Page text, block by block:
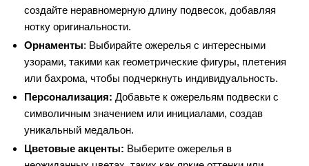
создайте неравномерную длину подвесок, добавляя
нотку оригинальности.
Орнаменты: Выбирайте ожерелья с интересными
узорами, такими как геометрические фигуры, плетения
или бахрома, чтобы подчеркнуть индивидуальность.
Персонализация: Добавьте к ожерельям подвески с
символичным значением или инициалами, создав
уникальный медальон.
Цветовые акценты: Выберите ожерелья в